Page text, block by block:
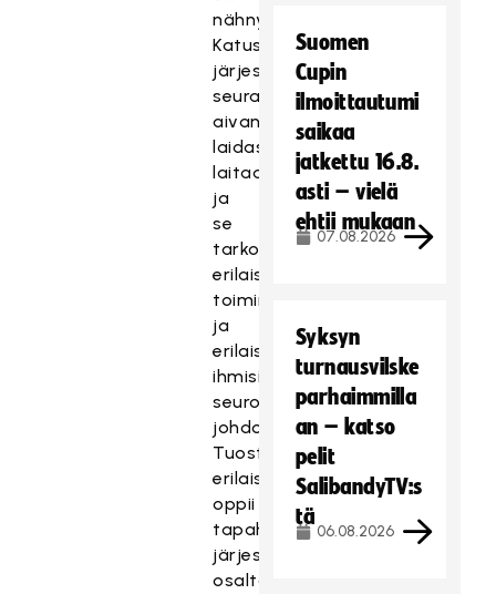
nähnyt.
Katusählyturnauksia
järjestävät
seurat
aivan
laidasta
laitaan
ja
se
tarkoittaa
erilaisia
toimintatapoja
ja
erilaisia
ihmisiä
seurojen
johdossa.
Tuosta
erilaisuudesta
oppii
tapahtuman
järjestämisen
osalta
Suomen
Cupin
ilmoittautumi
saikaa
jatkettu 16.8.
asti – vielä
ehtii mukaan
07.08.2026
Syksyn
turnausvilske
parhaimmilla
an – katso
pelit
SalibandyTV:s
tä
06.08.2026